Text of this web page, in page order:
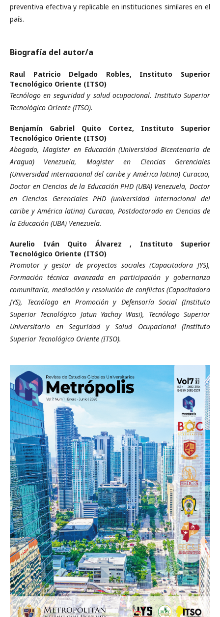
preventiva efectiva y replicable en instituciones similares en el
país.
Biografía del autor/a
Raul Patricio Delgado Robles, Instituto Superior
Tecnológico Oriente (ITSO)
Tecnólogo en seguridad y salud ocupacional. Instituto Superior
Tecnológico Oriente (ITSO).
Benjamín Gabriel Quito Cortez, Instituto Superior
Tecnológico Oriente (ITSO)
Abogado, Magister en Educación (Universidad Bicentenaria de
Aragua) Venezuela, Magister en Ciencias Gerenciales
(Universidad internacional del caribe y América latina) Curacao,
Doctor en Ciencias de la Educación PHD (UBA) Venezuela, Doctor
en Ciencias Gerenciales PHD (universidad internacional del
caribe y América latina) Curacao, Postdoctorado en Ciencias de
la Educación (UBA) Venezuela.
Aurelio Iván Quito Álvarez , Instituto Superior
Tecnológico Oriente (ITSO)
Promotor y gestor de proyectos sociales (Capacitadora JYS),
Formación técnica avanzada en participación y gobernanza
comunitaria, mediación y resolución de conflictos (Capacitadora
JYS), Tecnólogo en Promoción y Defensoría Social (Instituto
Superior Tecnológico Jatun Yachay Wasi), Tecnólogo Superior
Universitario en Seguridad y Salud Ocupacional (Instituto
Superior Tecnológico Oriente (ITSO).